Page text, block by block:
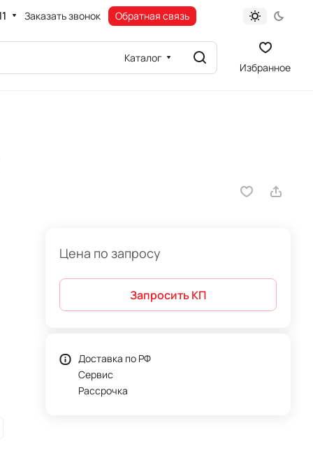
Заказать звонок Обратная связь
Каталог
Избранное
Цена по запросу
Запросить КП
Доставка по РФ
Сервис
Рассрочка